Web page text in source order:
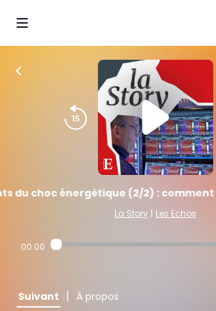
du choc énergétique (2/2) : comment
La Story | Les Echos
00:00
Suivant | À propos